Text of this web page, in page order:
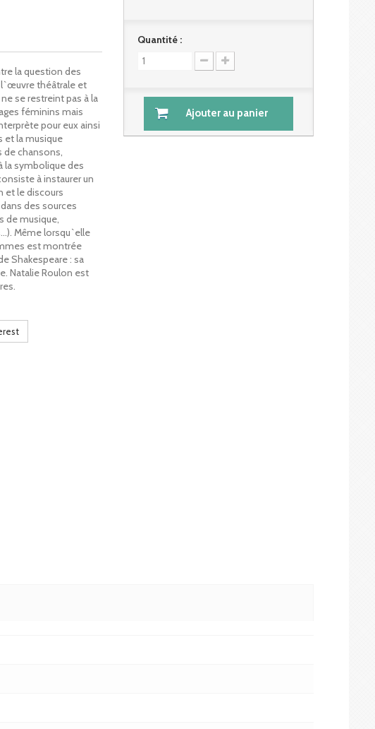
la question des
théâtrale et
se restreint pas à la
féminins mais
pour eux ainsi
et la musique
chansons,
la symbolique des
à instaurer un
et le discours
des sources
de musique,
Même lorsqu`elle
est montrée
Shakespeare : sa
Natalie Roulon est
Quantité :
Ajouter au panier